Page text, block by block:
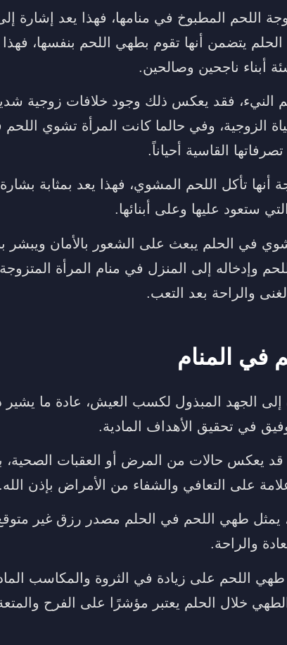
اللحم المطبوخ في منامها، فهذا يعد إشارة
الحلم يتضمن أنها تقوم بطهي اللحم بنفسها،
أبناء ناجحين وصالحين.
النيء، فقد يعكس ذلك وجود خلافات زوجية
الزوجية، وفي حالما كانت المرأة تشوي
القاسية أحياناً.
أنها تأكل اللحم المشوي، فهذا يعد بمثابة
ستعود عليها وعلى أبنائها.
في الحلم يبعث على الشعور بالأمان ويبشر
وإدخاله إلى المنزل في منام المرأة
والراحة بعد التعب.
في المنام
إلى الجهد المبذول لكسب العيش، عادة ما
في تحقيق الأهداف المادية.
يعكس حالات من المرض أو العقبات الصحية،
على التعافي والشفاء من الأمراض بإذن الله.
يمثل طهي اللحم في الحلم مصدر رزق غير متوقع
والراحة.
اللحم على زيادة في الثروة والمكاسب
خلال الحلم يعتبر مؤشرًا على الفرح